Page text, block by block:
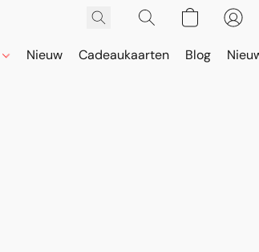
Nieuw Cadeaukaarten Blog